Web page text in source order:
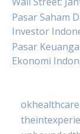
Pasar Saham
Investor
Pasar
Ekonomi